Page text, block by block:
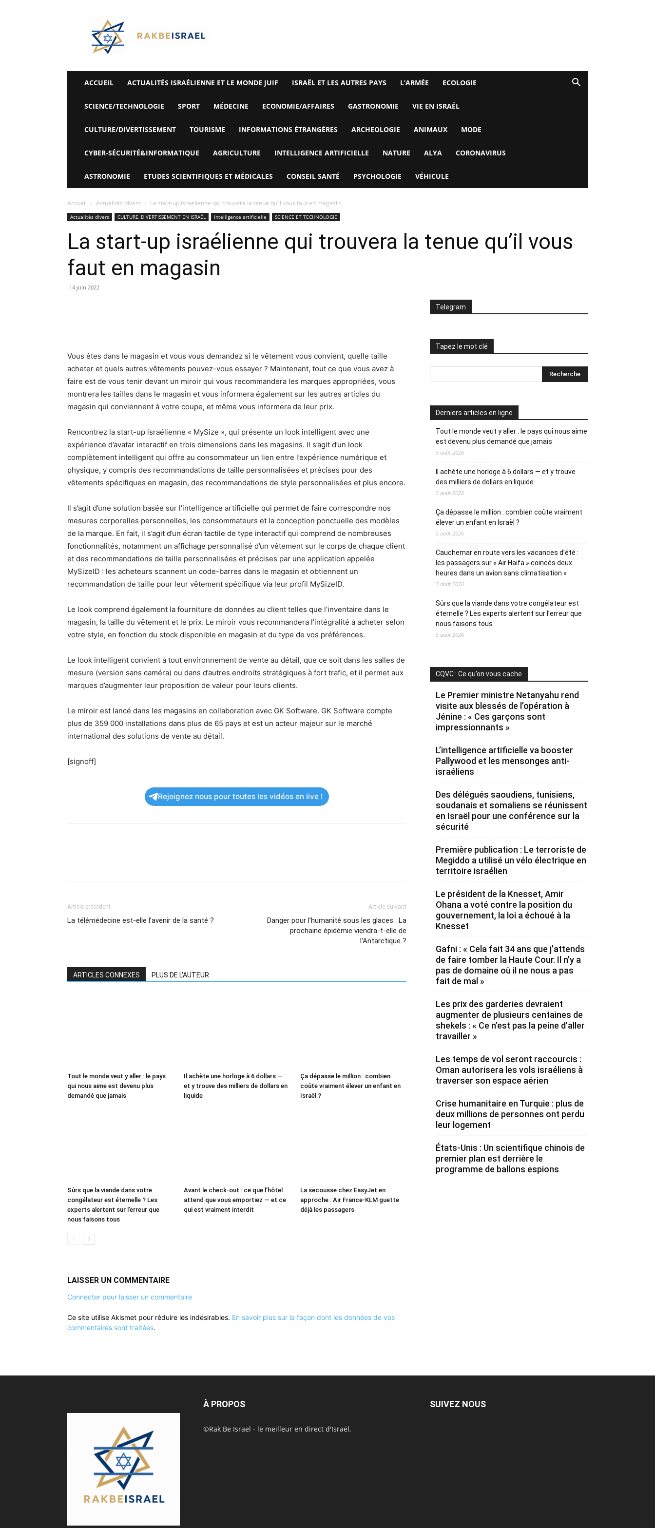
Rak
Be
Israel-
Alyaexpress-
News
ACCUEIL ACTUALITÉS ISRAÉLIENNE ET LE MONDE JUIF ISRAËL ET LES AUTRES PAYS L’ARMÉE ECOLOGIE
SCIENCE/TECHNOLOGIE SPORT MÉDECINE ECONOMIE/AFFAIRES GASTRONOMIE VIE EN ISRAËL
CULTURE/DIVERTISSEMENT TOURISME INFORMATIONS ÉTRANGÈRES ARCHEOLOGIE ANIMAUX MODE
CYBER-SÉCURITÉ&INFORMATIQUE AGRICULTURE INTELLIGENCE ARTIFICIELLE NATURE ALYA CORONAVIRUS
ASTRONOMIE ETUDES SCIENTIFIQUES ET MÉDICALES CONSEIL SANTÉ PSYCHOLOGIE VÉHICULE
Accueil Actualités divers La start-up israélienne qui trouvera la tenue qu’il vous faut en magasin
Actualités divers CULTURE, DIVERTISSEMENT EN ISRAËL Intelligence artificielle SCIENCE ET TECHNOLOGIE
La start-up israélienne qui trouvera la tenue qu’il vous
faut en magasin
14 juin 2022
Vous êtes dans le magasin et vous vous demandez si le vêtement vous convient, quelle taille
acheter et quels autres vêtements pouvez-vous essayer ? Maintenant, tout ce que vous avez à
faire est de vous tenir devant un miroir qui vous recommandera les marques appropriées, vous
montrera les tailles dans le magasin et vous informera également sur les autres articles du
magasin qui conviennent à votre coupe, et même vous informera de leur prix.
Rencontrez la start-up israélienne « MySize », qui présente un look intelligent avec une
expérience d’avatar interactif en trois dimensions dans les magasins. Il s’agit d’un look
complètement intelligent qui offre au consommateur un lien entre l’expérience numérique et
physique, y compris des recommandations de taille personnalisées et précises pour des
vêtements spécifiques en magasin, des recommandations de style personnalisées et plus encore.
Il s’agit d’une solution basée sur l’intelligence artificielle qui permet de faire correspondre nos
mesures corporelles personnelles, les consommateurs et la conception ponctuelle des modèles
de la marque. En fait, il s’agit d’un écran tactile de type interactif qui comprend de nombreuses
fonctionnalités, notamment un affichage personnalisé d’un vêtement sur le corps de chaque client
et des recommandations de taille personnalisées et précises par une application appelée
MySizeID : les acheteurs scannent un code-barres dans le magasin et obtiennent un
recommandation de taille pour leur vêtement spécifique via leur profil MySizeID.
Le look comprend également la fourniture de données au client telles que l’inventaire dans le
magasin, la taille du vêtement et le prix. Le miroir vous recommandera l’intégralité à acheter selon
votre style, en fonction du stock disponible en magasin et du type de vos préférences.
Le look intelligent convient à tout environnement de vente au détail, que ce soit dans les salles de
mesure (version sans caméra) ou dans d’autres endroits stratégiques à fort trafic, et il permet aux
marques d’augmenter leur proposition de valeur pour leurs clients.
Le miroir est lancé dans les magasins en collaboration avec GK Software. GK Software compte
plus de 359 000 installations dans plus de 65 pays et est un acteur majeur sur le marché
international des solutions de vente au détail.
[signoff]
Rejoignez nous pour toutes les vidéos en live !
Article précédent
La télémédecine est-elle l’avenir de la santé ?
Article suivant
Danger pour l’humanité sous les glaces : La
prochaine épidémie viendra-t-elle de
l’Antarctique ?
ARTICLES CONNEXES PLUS DE L'AUTEUR
Tout le monde veut y aller : le pays
qui nous aime est devenu plus
demandé que jamais
Il achète une horloge à 6 dollars —
et y trouve des milliers de dollars en
liquide
Ça dépasse le million : combien
coûte vraiment élever un enfant en
Israël ?
Sûrs que la viande dans votre
congélateur est éternelle ? Les
experts alertent sur l’erreur que
nous faisons tous
Avant le check-out : ce que l’hôtel
attend que vous emportiez — et ce
qui est vraiment interdit
La secousse chez EasyJet en
approche : Air France-KLM guette
déjà les passagers
LAISSER UN COMMENTAIRE
Connecter pour laisser un commentaire
Ce site utilise Akismet pour réduire les indésirables. En savoir plus sur la façon dont les données de vos
commentaires sont traitées.
Telegram
Tapez le mot clé
Derniers articles en ligne
Tout le monde veut y aller : le pays qui nous aime
est devenu plus demandé que jamais
5 août 2026
Il achète une horloge à 6 dollars — et y trouve
des milliers de dollars en liquide
5 août 2026
Ça dépasse le million : combien coûte vraiment
élever un enfant en Israël ?
5 août 2026
Cauchemar en route vers les vacances d’été :
les passagers sur « Air Haifa » coincés deux
heures dans un avion sans climatisation »
5 août 2026
Sûrs que la viande dans votre congélateur est
éternelle ? Les experts alertent sur l’erreur que
nous faisons tous
5 août 2026
CQVC : Ce qu’on vous cache
Le Premier ministre Netanyahu rend
visite aux blessés de l’opération à
Jénine : « Ces garçons sont
impressionnants »
L’intelligence artificielle va booster
Pallywood et les mensonges anti-
israéliens
Des délégués saoudiens, tunisiens,
soudanais et somaliens se réunissent
en Israël pour une conférence sur la
sécurité
Première publication : Le terroriste de
Megiddo a utilisé un vélo électrique en
territoire israélien
Le président de la Knesset, Amir
Ohana a voté contre la position du
gouvernement, la loi a échoué à la
Knesset
Gafni : « Cela fait 34 ans que j’attends
de faire tomber la Haute Cour. Il n’y a
pas de domaine où il ne nous a pas
fait de mal »
Les prix des garderies devraient
augmenter de plusieurs centaines de
shekels : « Ce n’est pas la peine d’aller
travailler »
Les temps de vol seront raccourcis :
Oman autorisera les vols israéliens à
traverser son espace aérien
Crise humanitaire en Turquie : plus de
deux millions de personnes ont perdu
leur logement
États-Unis : Un scientifique chinois de
premier plan est derrière le
programme de ballons espions
À PROPOS
©Rak Be Israel - le meilleur en direct d'Israël,
SUIVEZ NOUS